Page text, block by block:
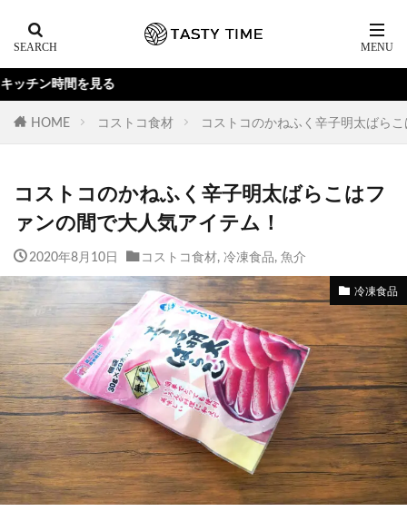
HOME コストコ食材 コストコのかねふく辛子明太ばら
コストコのかねふく辛子明太ばらこはフ
ァンの間で大人気アイテム！
2020年8月10日 コストコ食材, 冷凍食品, 魚介
冷凍食品